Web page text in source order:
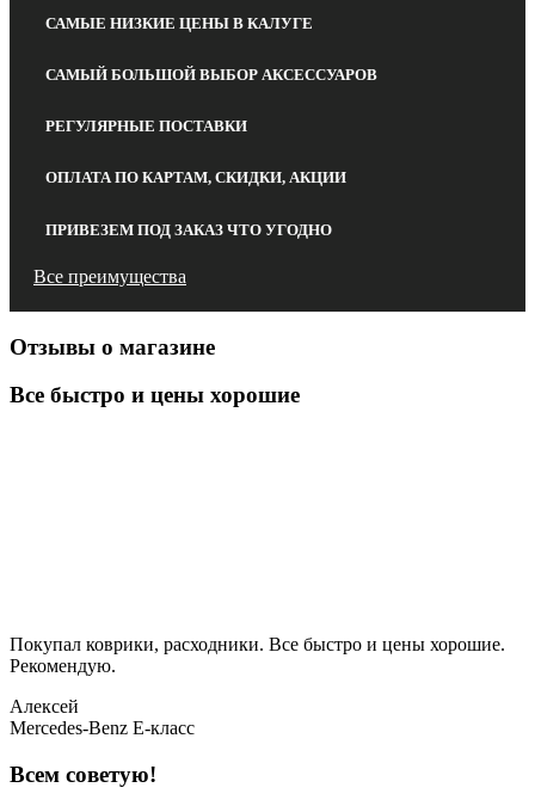
САМЫЕ НИЗКИЕ ЦЕНЫ В КАЛУГЕ
САМЫЙ БОЛЬШОЙ ВЫБОР АКСЕССУАРОВ
РЕГУЛЯРНЫЕ ПОСТАВКИ
ОПЛАТА ПО КАРТАМ, СКИДКИ, АКЦИИ
ПРИВЕЗЕМ ПОД ЗАКАЗ ЧТО УГОДНО
Все преимущества
Отзывы о магазине
Все быстро и цены хорошие
Покупал коврики, расходники. Все быстро и цены хорошие.
Рекомендую.
Алексей
Mercedes-Benz E-класс
Всем советую!